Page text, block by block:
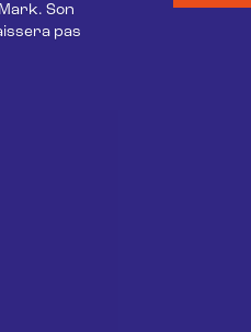
Son
pas